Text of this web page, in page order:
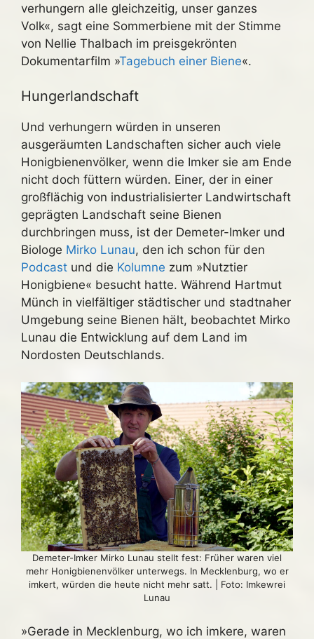
verhungern alle gleichzeitig, unser ganzes
Volk«, sagt eine Sommerbiene mit der Stimme
von Nellie Thalbach im preisgekrönten
Dokumentarfilm »Tagebuch einer Biene«.
Hungerlandschaft
Und verhungern würden in unseren
ausgeräumten Landschaften sicher auch viele
Honigbienenvölker, wenn die Imker sie am Ende
nicht doch füttern würden. Einer, der in einer
großflächig von industrialisierter Landwirtschaft
geprägten Landschaft seine Bienen
durchbringen muss, ist der Demeter-Imker und
Biologe Mirko Lunau, den ich schon für den
Podcast und die Kolumne zum »Nutztier
Honigbiene« besucht hatte. Während Hartmut
Münch in vielfältiger städtischer und stadtnaher
Umgebung seine Bienen hält, beobachtet Mirko
Lunau die Entwicklung auf dem Land im
Nordosten Deutschlands.
Demeter-Imker Mirko Lunau stellt fest: Früher waren viel
mehr Honigbienenvölker unterwegs. In Mecklenburg, wo er
imkert, würden die heute nicht mehr satt. | Foto: Imkewrei
Lunau
»Gerade in Mecklenburg, wo ich imkere, waren